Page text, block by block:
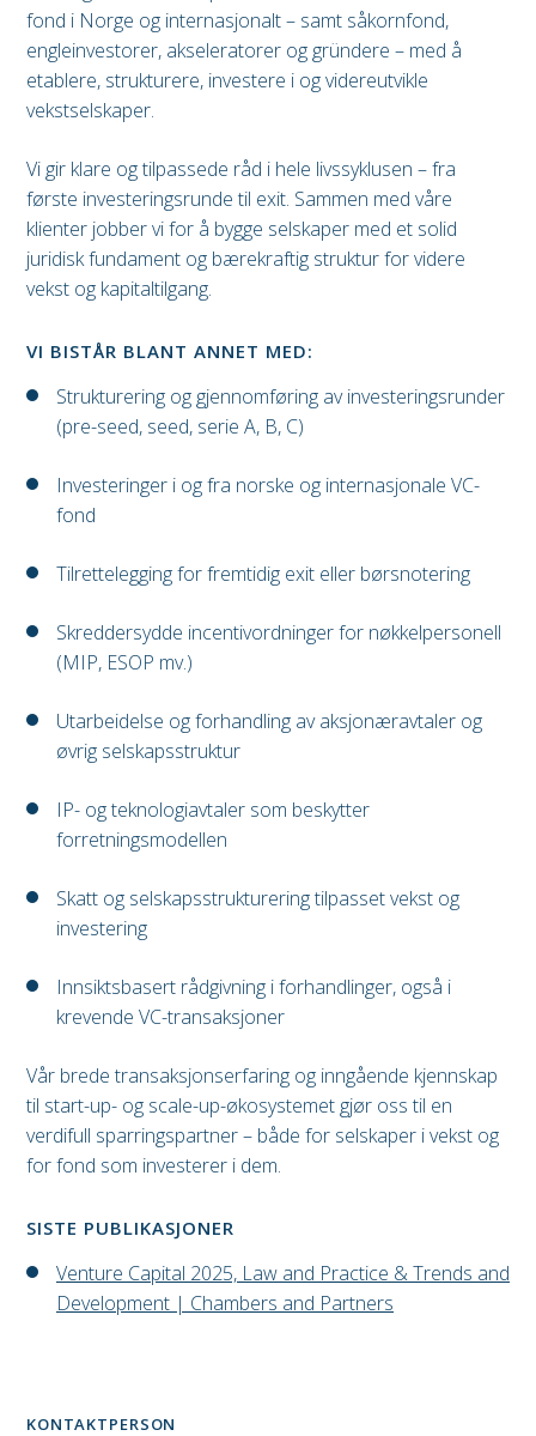
fond i Norge og internasjonalt – samt såkornfond,
engleinvestorer, akseleratorer og gründere – med å
etablere, strukturere, investere i og videreutvikle
vekstselskaper.
Vi gir klare og tilpassede råd i hele livssyklusen – fra
første investeringsrunde til exit. Sammen med våre
klienter jobber vi for å bygge selskaper med et solid
juridisk fundament og bærekraftig struktur for videre
vekst og kapitaltilgang.
VI BISTÅR BLANT ANNET MED:
Strukturering og gjennomføring av investeringsrunder
(pre-seed, seed, serie A, B, C)
Investeringer i og fra norske og internasjonale VC-
fond
Tilrettelegging for fremtidig exit eller børsnotering
Skreddersydde incentivordninger for nøkkelpersonell
(MIP, ESOP mv.)
Utarbeidelse og forhandling av aksjonæravtaler og
øvrig selskapsstruktur
IP- og teknologiavtaler som beskytter
forretningsmodellen
Skatt og selskapsstrukturering tilpasset vekst og
investering
Innsiktsbasert rådgivning i forhandlinger, også i
krevende VC-transaksjoner
Vår brede transaksjonserfaring og inngående kjennskap
til start-up- og scale-up-økosystemet gjør oss til en
verdifull sparringspartner – både for selskaper i vekst og
for fond som investerer i dem.
SISTE PUBLIKASJONER
Venture Capital 2025, Law and Practice & Trends and
Development | Chambers and Partners
KONTAKTPERSON